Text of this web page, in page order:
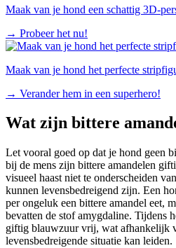
Maak van je hond een schattig 3D-
→ Probeer het nu!
Maak van je hond het perfecte
→ Verander hem in een superhero!
Wat zijn bittere
Let vooral goed op dat je hond geen
bij de mens zijn bittere amandelen
visueel haast niet te onderscheiden
kunnen levensbedreigend zijn. Een
per ongeluk een bittere amandel eet,
bevatten de stof amygdaline. Tijdens
giftig blauwzuur vrij, wat afhankelijk
levensbedreigende situatie kan leiden.